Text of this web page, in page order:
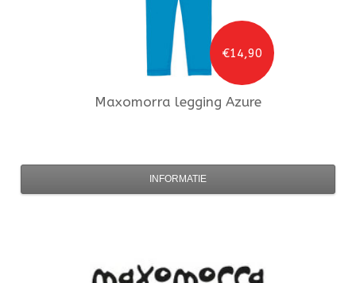
€14,90
Maxomorra legging Azure
INFORMATIE